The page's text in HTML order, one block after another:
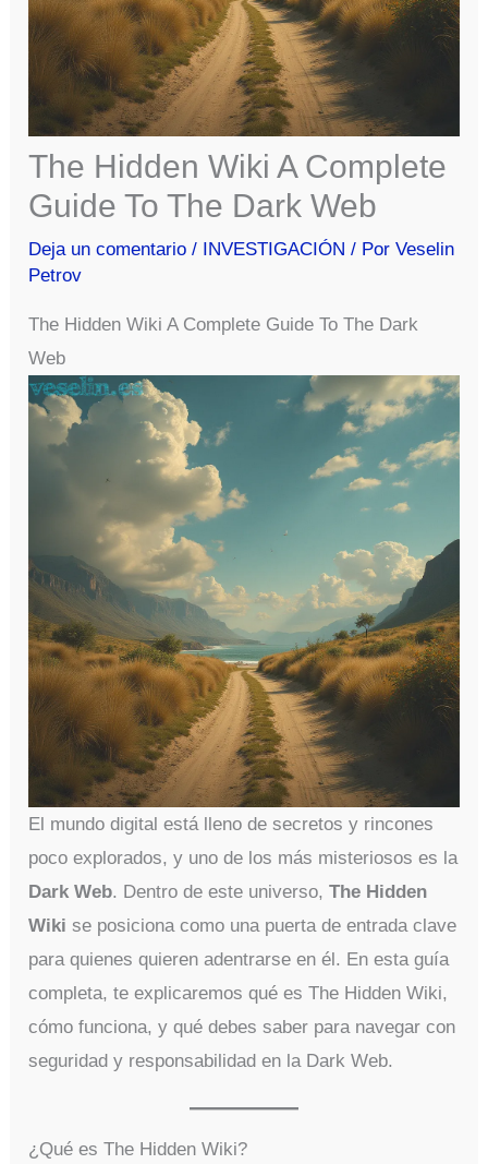
The Hidden Wiki A Complete
Guide To The Dark Web
Deja un comentario / INVESTIGACIÓN / PorVeselin
Petrov
The Hidden Wiki A Complete Guide To The Dark
Web
El mundo digital está lleno de secretos y rincones
poco explorados, y uno de los más misteriosos es la
Dark Web. Dentro de este universo,The Hidden
Wiki se posiciona como una puerta de entrada clave
para quienes quieren adentrarse en él. En esta guía
completa, te explicaremos qué es The Hidden Wiki,
cómo funciona, y qué debes saber para navegar con
seguridad y responsabilidad en la Dark Web.
¿Qué es The Hidden Wiki?